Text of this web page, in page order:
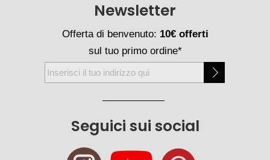
Seguici sui social
Newsletter
Offerta di benvenuto: 10€ offerti
sul tuo primo ordine*
Iscriviti
alla